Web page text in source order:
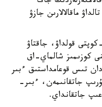
ماقالالارىن جازۋ
كوپتى قولداۋ، جاقتاۋ
كوزىمىز شالماي-اق
تىس قوعامداستىق ءبىر
جاتقانىمەن، ءبىر-
جاتقانداي.